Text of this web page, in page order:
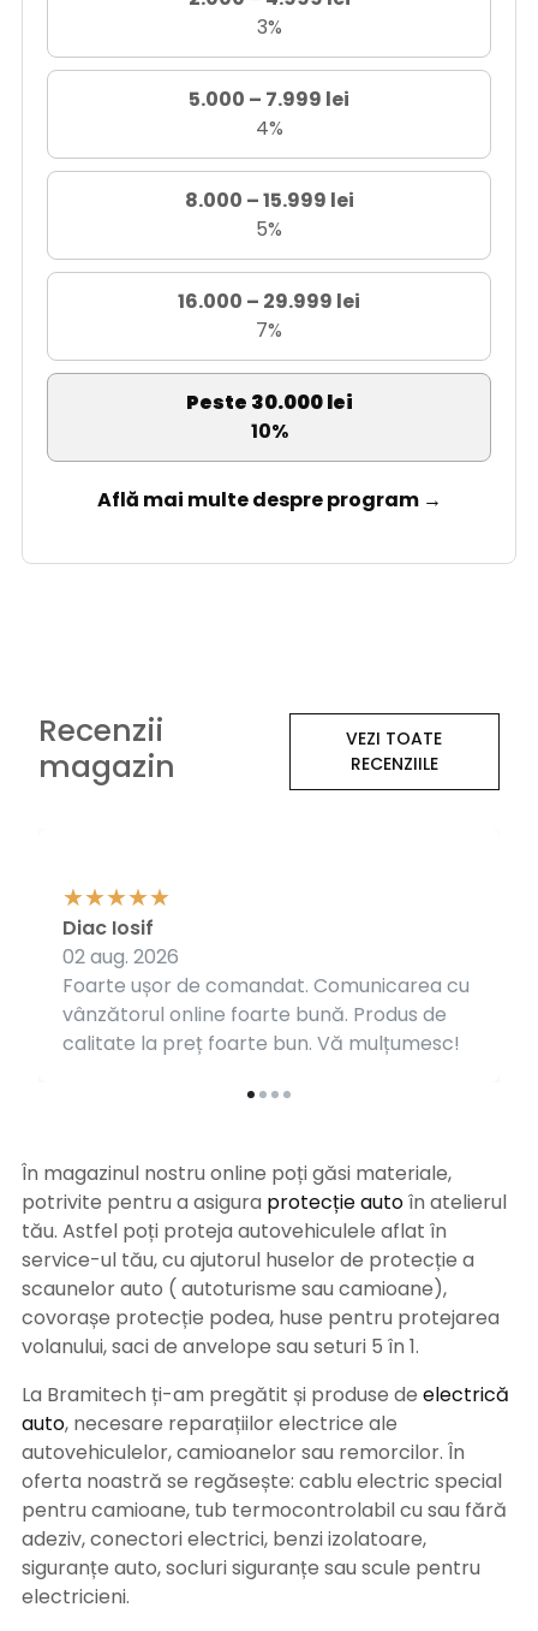
3%
5.000 – 7.999 lei
4%
8.000 – 15.999 lei
5%
16.000 – 29.999 lei
7%
Peste 30.000 lei
10%
Află mai multe despre program →
Recenzii
magazin
VEZI TOATE
RECENZIILE
Foarte ușor de comandat. Comunicarea cu
vânzătorul online foarte bună. Produs de
calitate la preț foarte bun. Vă mulțumesc!
Diac Iosif
02 aug. 2026
În magazinul nostru online poți găsi materiale,
potrivite pentru a asigura protecție autoîn atelierul
tău. Astfel poți proteja autovehiculele aflat în
service-ul tău, cu ajutorul huselor de protecție a
scaunelor auto ( autoturisme sau camioane),
covorașe protecție podea, huse pentru protejarea
volanului, saci de anvelope sau seturi 5 în 1.
La Bramitech ți-am pregătit și produse de electrică
auto, necesare reparațiilor electrice ale
autovehiculelor, camioanelor sau remorcilor. În
oferta noastră se regăsește: cablu electric special
pentru camioane, tub termocontrolabil cu sau fără
adeziv, conectori electrici, benzi izolatoare,
siguranțe auto, socluri siguranțe sau scule pentru
electricieni.